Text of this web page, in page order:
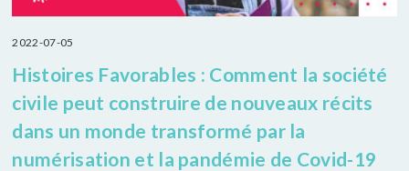
2022-07-05
Histoires Favorables : Comment la société
civile peut construire de nouveaux récits
dans un monde transformé par la
numérisation et la pandémie de Covid-19